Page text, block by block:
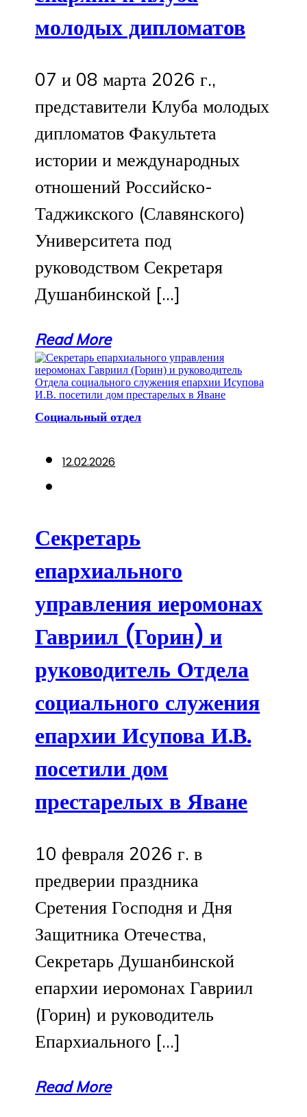
молодых дипломатов
07 и 08 марта 2026 г.,
представители Клуба молодых
дипломатов Факультета
истории и международных
отношений Российско-
Таджикского (Славянского)
Университета под
руководством Секретаря
Душанбинской […]
Read More
Социальный отдел
12.02.2026
Секретарь
епархиального
управления иеромонах
Гавриил (Горин) и
руководитель Отдела
социального служения
епархии Исупова И.В.
посетили дом
престарелых в Яване
10 февраля 2026 г. в
предверии праздника
Сретения Господня и Дня
Защитника Отечества,
Секретарь Душанбинской
епархии иеромонах Гавриил
(Горин) и руководитель
Епархиального […]
Read More